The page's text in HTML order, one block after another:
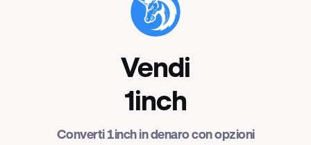
1INCH
Vendi
1inch
Converti 1inch in denaro con opzioni